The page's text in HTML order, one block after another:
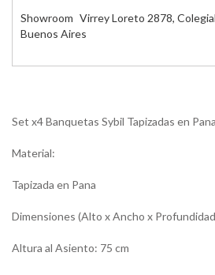
Showroom Virrey Loreto 2878,
Buenos Aires
Set x4 Banquetas Sybil Tapizadas en
Material:
Tapizada en Pana
Dimensiones (Alto x Ancho x
Altura al Asiento: 75 cm